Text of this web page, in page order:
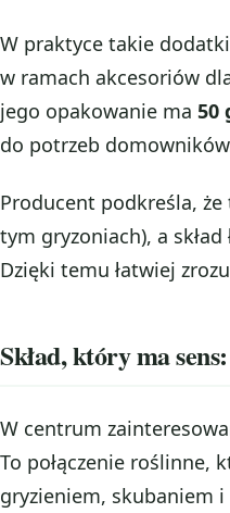
W praktyce takie
w ramach akcesoriów
jego opakowanie ma 50
do potrzeb
Producent podkreśla,
tym gryzoniach), a
Dzięki temu łatwiej
Skład, który ma
W centrum
To połączenie roślinne,
gryzieniem, skubaniem